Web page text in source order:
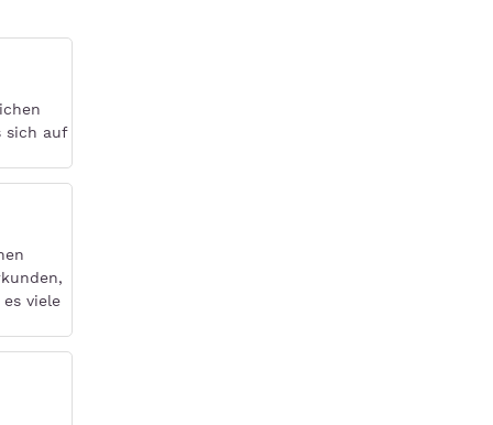
sich auf
viele